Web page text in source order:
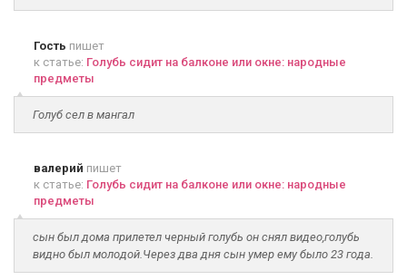
Гость пишет
к статье: Голубь сидит на балконе или окне: народные
предметы
Голуб сел в мангал
валерий пишет
к статье: Голубь сидит на балконе или окне: народные
предметы
сын был дома прилетел черный голубь он снял видео,голубь
видно был молодой.Через два дня сын умер ему было 23 года.